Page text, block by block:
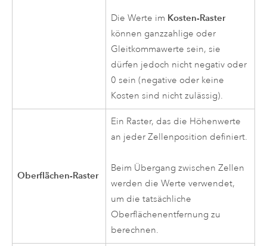
Die Werte im Kosten-Raster
können ganzzahlige oder
Gleitkommawerte sein, sie
dürfen jedoch nicht negativ oder
0 sein (negative oder keine
Kosten sind nicht zulässig).
Oberflächen-Raster
Ein Raster, das die Höhenwerte
an jeder Zellenposition definiert.
Beim Übergang zwischen Zellen
werden die Werte verwendet,
um die tatsächliche
Oberflächenentfernung zu
berechnen.